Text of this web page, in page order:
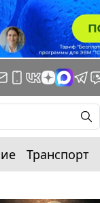
Транспорт